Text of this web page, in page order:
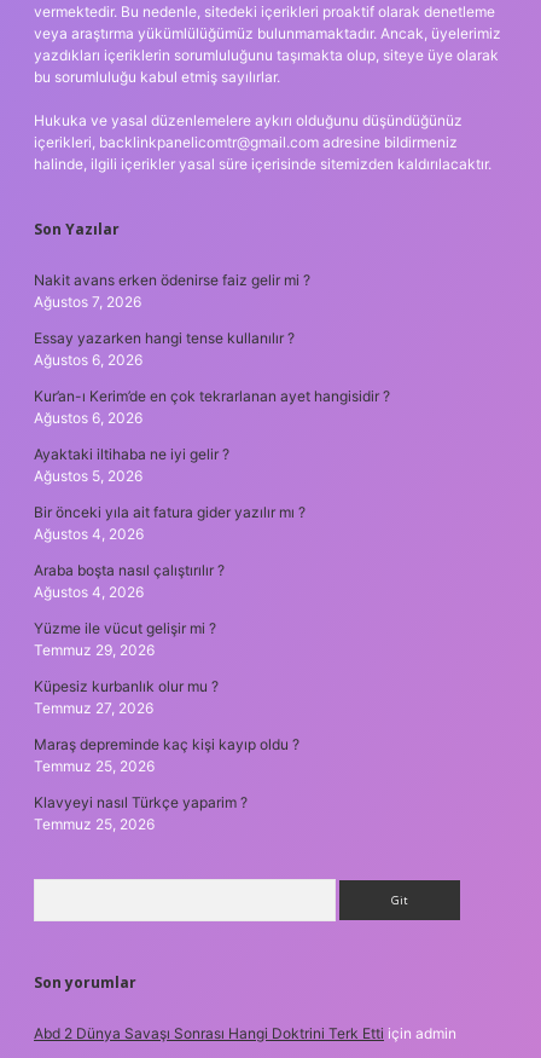
vermektedir. Bu nedenle, sitedeki içerikleri proaktif olarak denetleme
veya araştırma yükümlülüğümüz bulunmamaktadır. Ancak, üyelerimiz
yazdıkları içeriklerin sorumluluğunu taşımakta olup, siteye üye olarak
bu sorumluluğu kabul etmiş sayılırlar.
Hukuka ve yasal düzenlemelere aykırı olduğunu düşündüğünüz
içerikleri, backlinkpanelicomtr@gmail.com adresine bildirmeniz
halinde, ilgili içerikler yasal süre içerisinde sitemizden kaldırılacaktır.
Son Yazılar
Nakit avans erken ödenirse faiz gelir mi ?
Ağustos 7, 2026
Essay yazarken hangi tense kullanılır ?
Ağustos 6, 2026
Kur’an-ı Kerim’de en çok tekrarlanan ayet hangisidir ?
Ağustos 6, 2026
Ayaktaki iltihaba ne iyi gelir ?
Ağustos 5, 2026
Bir önceki yıla ait fatura gider yazılır mı ?
Ağustos 4, 2026
Araba boşta nasıl çalıştırılır ?
Ağustos 4, 2026
Yüzme ile vücut gelişir mi ?
Temmuz 29, 2026
Küpesiz kurbanlık olur mu ?
Temmuz 27, 2026
Maraş depreminde kaç kişi kayıp oldu ?
Temmuz 25, 2026
Klavyeyi nasıl Türkçe yaparim ?
Temmuz 25, 2026
Son yorumlar
Abd 2 Dünya Savaşı Sonrası Hangi Doktrini Terk Etti için admin